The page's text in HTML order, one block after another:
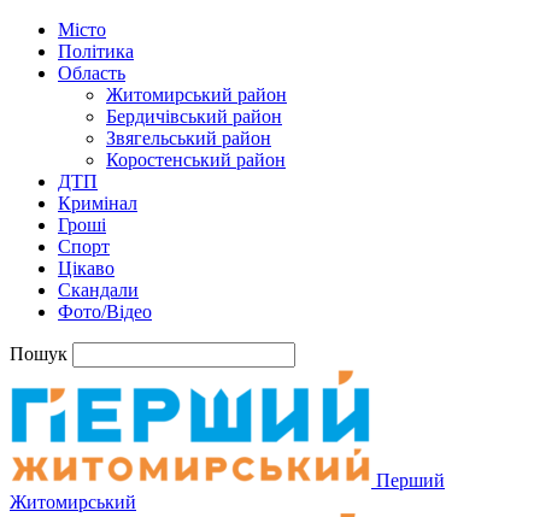
Місто
Політика
Область
Житомирський район
Бердичівський район
Звягельський район
Коростенський район
ДТП
Кримінал
Гроші
Спорт
Цікаво
Скандали
Фото/Відео
Пошук
Перший
Житомирський